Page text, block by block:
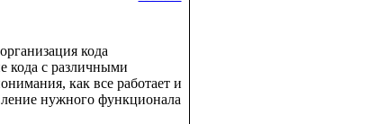
кода
кода с различными
как все работает и
нужного функционала